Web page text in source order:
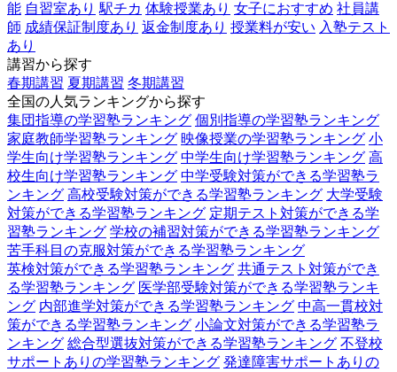
能 自習室あり 駅チカ 体験授業あり 女子におすすめ 社員講
師 成績保証制度あり 返金制度あり 授業料が安い 入塾テスト
あり
講習から探す
春期講習 夏期講習 冬期講習
全国の人気ランキングから探す
集団指導の学習塾ランキング 個別指導の学習塾ランキング
家庭教師学習塾ランキング 映像授業の学習塾ランキング 小
学生向け学習塾ランキング 中学生向け学習塾ランキング 高
校生向け学習塾ランキング 中学受験対策ができる学習塾ラ
ンキング 高校受験対策ができる学習塾ランキング 大学受験
対策ができる学習塾ランキング 定期テスト対策ができる学
習塾ランキング 学校の補習対策ができる学習塾ランキング
苦手科目の克服対策ができる学習塾ランキング
英検対策ができる学習塾ランキング 共通テスト対策ができ
る学習塾ランキング 医学部受験対策ができる学習塾ランキ
ング 内部進学対策ができる学習塾ランキング 中高一貫校対
策ができる学習塾ランキング 小論文対策ができる学習塾ラ
ンキング 総合型選抜対策ができる学習塾ランキング 不登校
サポートありの学習塾ランキング 発達障害サポートありの